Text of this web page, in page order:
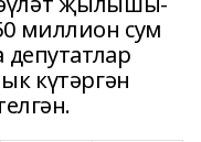
миллион сум
күтәргән